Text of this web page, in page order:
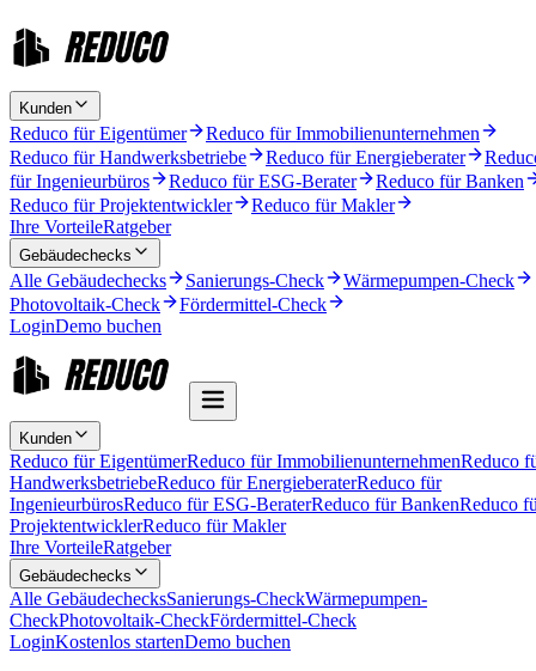
Kunden
Reduco für Eigentümer
Reduco für Immobilienunternehmen
Reduco für Handwerksbetriebe
Reduco für Energieberater
für Ingenieurbüros
Reduco für ESG-Berater
Reduco für Banken
Reduco für Projektentwickler
Reduco für Makler
Ihre VorteileRatgeber
Gebäudechecks
Alle Gebäudechecks Sanierungs-Check
Wärmepumpen-Check
Photovoltaik-Check
Fördermittel-Check
LoginDemo buchen
Kunden
Reduco für EigentümerReduco für ImmobilienunternehmenReduco
HandwerksbetriebeReduco für EnergieberaterReduco für
IngenieurbürosReduco für ESG-BeraterReduco für BankenReduco
ProjektentwicklerReduco für Makler
Ihre VorteileRatgeber
Gebäudechecks
Alle GebäudechecksSanierungs-CheckWärmepumpen-
CheckPhotovoltaik-CheckFördermittel-Check
LoginKostenlos startenDemo buchen